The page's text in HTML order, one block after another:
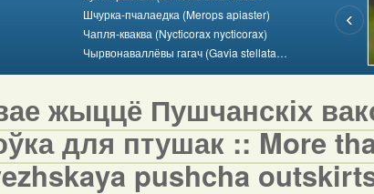
Шчурка-пчалаедка (Merops apiaster)
Чапля-кваква (Nycticorax nycticorax)
Чырвонаваллёвы гагач (Gavia stellata…
жыццё Пушчанскіх
для птушак :: More
pushcha